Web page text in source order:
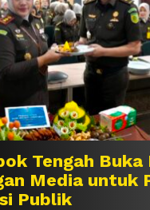
Tengah Buka
Media untuk
Publik